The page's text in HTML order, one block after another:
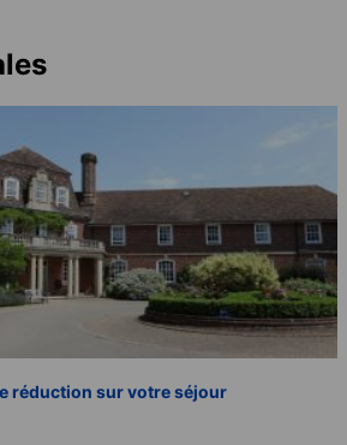
réduction sur votre séjour